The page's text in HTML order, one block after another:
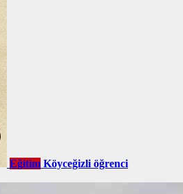
Eğitim Köyceğizli öğrenci